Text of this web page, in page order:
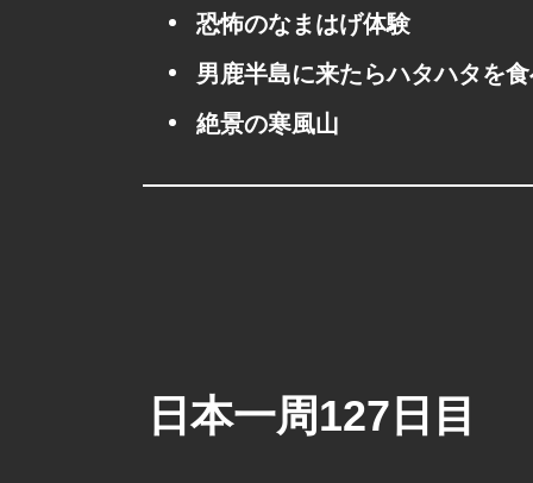
恐怖のなまはげ体験
男鹿半島に来たらハタハタを
絶景の寒風山
日本一周127日目